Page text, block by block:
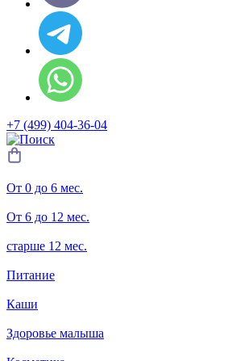
+7 (499) 404-36-04
От 0 до 6 мес.
От 6 до 12 мес.
старше 12 мес.
Питание
Каши
Здоровье малыша